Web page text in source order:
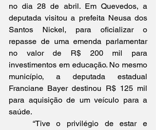
no dia 28 de abril. Em Quevedos, a
deputada visitou a prefeita Neusa dos
Santos Nickel, para oficializar o
repasse de uma emenda parlamentar
no valor de R$ 200 mil para
investimentos em educação. No mesmo
município, a deputada estadual
Franciane Bayer destinou R$ 125 mil
para aquisição de um veículo para a
saúde.